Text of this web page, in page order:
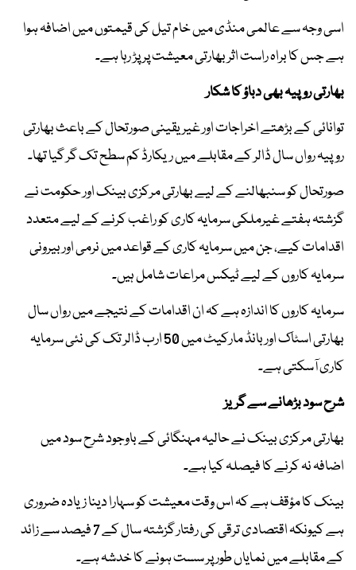
اسی وجہ سے عالمی منڈی میں خام تیل کی قیمتوں میں اضافہ ہوا
ہے جس کا براہ راست اثر بھارتی معیشت پر پڑ رہا ہے۔
بھارتی روپیہ بھی دباؤ کا شکار
توانائی کے بڑھتے اخراجات اور غیر یقینی صورتحال کے باعث بھارتی
روپیہ رواں سال ڈالر کے مقابلے میں ریکارڈ کم سطح تک گر گیا تھا۔
صورتحال کو سنبھالنے کے لیے بھارتی مرکزی بینک اور حکومت نے
گزشتہ ہفتے غیرملکی سرمایہ کاری کو راغب کرنے کے لیے متعدد
اقدامات کیے، جن میں سرمایہ کاری کے قواعد میں نرمی اور بیرونی
سرمایہ کاروں کے لیے ٹیکس مراعات شامل ہیں۔
سرمایہ کاروں کا اندازہ ہے کہ ان اقدامات کے نتیجے میں رواں سال
بھارتی اسٹاک اور بانڈ مارکیٹ میں 50 ارب ڈالر تک کی نئی سرمایہ
کاری آسکتی ہے۔
شرح سود بڑھانے سے گریز
بھارتی مرکزی بینک نے حالیہ مہنگائی کے باوجود شرح سود میں
اضافہ نہ کرنے کا فیصلہ کیا ہے۔
بینک کا مؤقف ہے کہ اس وقت معیشت کو سہارا دینا زیادہ ضروری
ہے کیونکہ اقتصادی ترقی کی رفتار گزشتہ سال کے 7 فیصد سے زائد
کے مقابلے میں نمایاں طور پر سست ہونے کا خدشہ ہے۔